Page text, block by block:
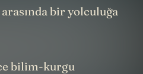
bir yolculuğa
bilim-kurgu